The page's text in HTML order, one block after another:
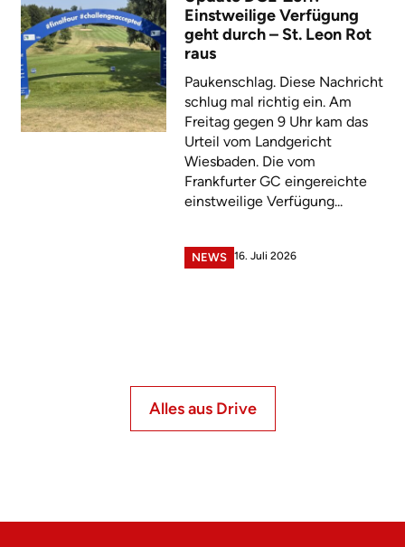
Einstweilige Verfügung
geht durch – St. Leon Rot
raus
Paukenschlag. Diese Nachricht
schlug mal richtig ein. Am
Freitag gegen 9 Uhr kam das
Urteil vom Landgericht
Wiesbaden. Die vom
Frankfurter GC eingereichte
einstweilige Verfügung...
NEWS 16. Juli 2026
Alles aus Drive